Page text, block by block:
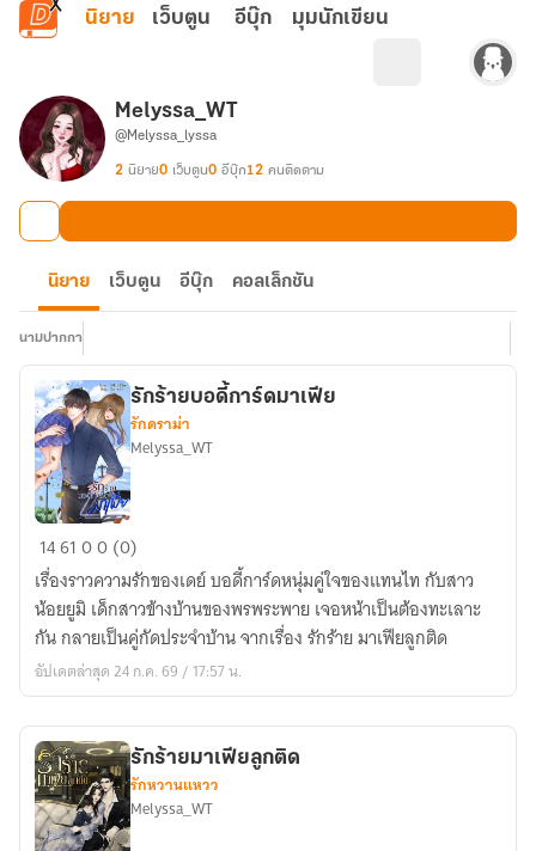
ข้ามไปยังเนื้อหาหลัก
นิยาย เว็บตูน อีบุ๊ก มุมนักเขียน
Melyssa_WT
@Melyssa_lyssa
2 นิยาย0 เว็บตูน0 อีบุ๊ก12 คนติดตาม
นิยาย เว็บตูน อีบุ๊ก คอลเล็กชัน
นามปากกา
รัก
ร้าย
บอดี้
การ์ด
มาเฟีย
รักร้ายบอดี้การ์ดมาเฟีย
รักดราม่า
Melyssa_WT
146100 (0)
เรื่องราวความรักของเดย์ บอดี้การ์ดหนุ่มคู่ใจของแทนไท กับสาว
น้อยยูมิ เด็กสาวข้างบ้านของพรพระพาย เจอหน้าเป็นต้องทะเลาะ
กัน กลายเป็นคู่กัดประจำบ้าน จากเรื่อง รักร้าย มาเฟียลูกติด
อัปเดตล่าสุด 24 ก.ค. 69 / 17:57 น.
รักร้ายมาเฟียลูกติด
รักหวานแหวว
Melyssa_WT